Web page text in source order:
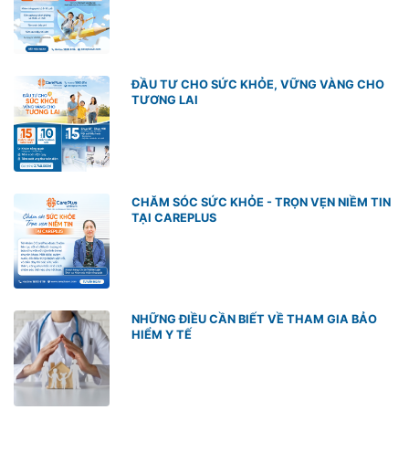
ĐẦU TƯ CHO SỨC KHỎE, VỮNG VÀNG CHO
TƯƠNG LAI
CHĂM SÓC SỨC KHỎE - TRỌN VẸN NIỀM TIN
TẠI CAREPLUS
NHỮNG ĐIỀU CẦN BIẾT VỀ THAM GIA BẢO
HIỂM Y TẾ